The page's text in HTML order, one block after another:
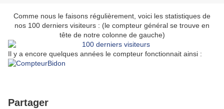
Comme nous le faisons régulièrement, voici les statistiques de
nos 100 derniers visiteurs : (le compteur général se trouve en
tête de notre colonne de gauche)
Il y a encore quelques années le compteur fonctionnait ainsi :
Partager